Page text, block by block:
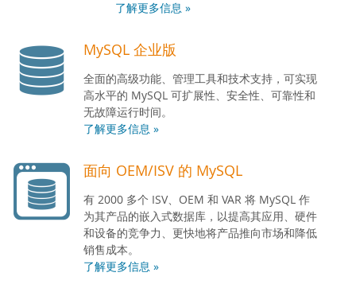
了解更多信息 »
MySQL 企业版
全面的高级功能、管理工具和技术支持，可实现
高水平的 MySQL 可扩展性、安全性、可靠性和
无故障运行时间。
了解更多信息 »
面向 OEM/ISV 的 MySQL
有 2000 多个 ISV、OEM 和 VAR 将 MySQL 作
为其产品的嵌入式数据库，以提高其应用、硬件
和设备的竞争力、更快地将产品推向市场和降低
销售成本。
了解更多信息 »